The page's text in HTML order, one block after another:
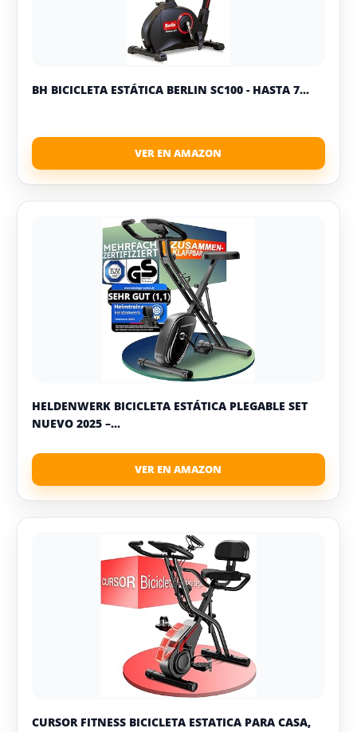
BH BICICLETA ESTÁTICA BERLIN SC100 - HASTA 7...
HELDENWERK BICICLETA ESTÁTICA PLEGABLE SET
NUEVO 2025 –...
CURSOR FITNESS BICICLETA ESTATICA PARA CASA,